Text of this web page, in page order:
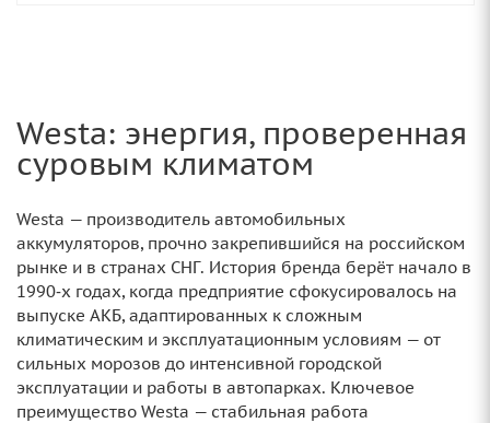
Westa: энергия, проверенная
суровым климатом
Westa — производитель автомобильных
аккумуляторов, прочно закрепившийся на российском
рынке и в странах СНГ. История бренда берёт начало в
1990‑х годах, когда предприятие сфокусировалось на
выпуске АКБ, адаптированных к сложным
климатическим и эксплуатационным условиям — от
сильных морозов до интенсивной городской
эксплуатации и работы в автопарках. Ключевое
преимущество Westa — стабильная работа